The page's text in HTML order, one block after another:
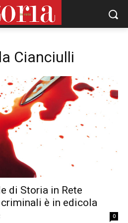
Cianciulli
di Storia in Rete
è in edicola
0